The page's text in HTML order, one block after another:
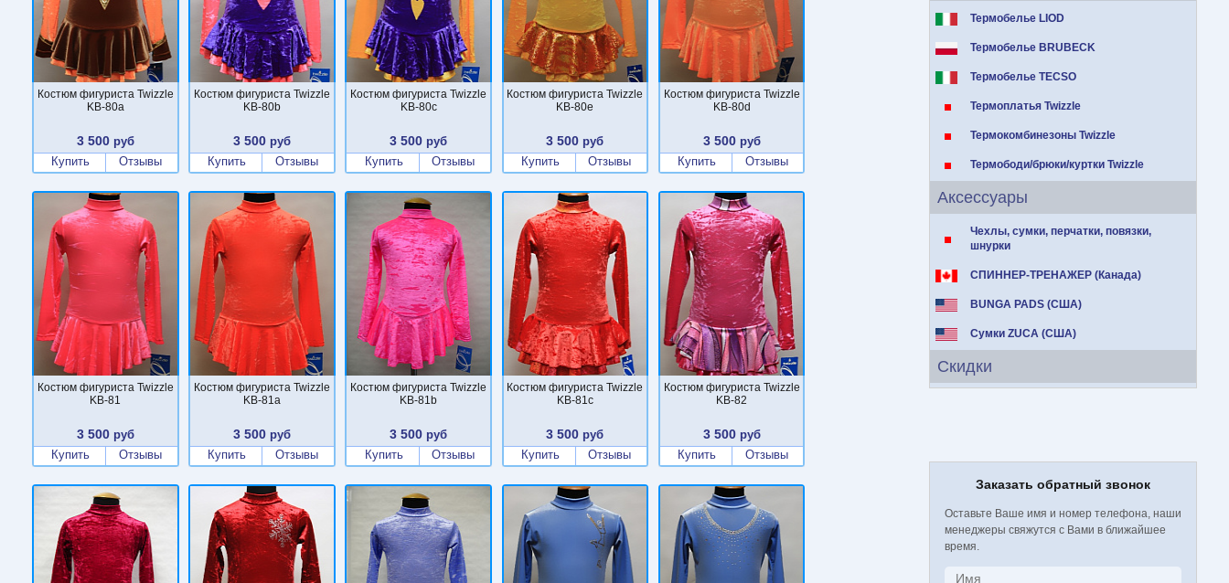
Термобелье LIOD
Термобелье BRUBECK
Термобелье TECSO
Термоплатья Twizzle
Термокомбинезоны Twizzle
Термободи/брюки/куртки Twizzle
Аксессуары
Чехлы, сумки, перчатки, повязки,
шнурки
СПИННЕР-ТРЕНАЖЕР (Канада)
BUNGA PADS (США)
Сумки ZUCA (США)
Скидки
Заказать обратный звонок
Оставьте Ваше имя и номер телефона, наши
менеджеры свяжутся с Вами в ближайшее
время.
Костюм фигуриста Twizzle
KB-80a
3 500руб
Купить
Отзывы
Костюм фигуриста Twizzle
KB-80b
3 500руб
Купить
Отзывы
Костюм фигуриста Twizzle
KB-80c
3 500 руб
Купить
Отзывы
Костюм фигуриста Twizzle
KB-80e
3 500 руб
Купить
Отзывы
Костюм фигуриста Twizzle
KB-80d
3 500руб
Купить
Отзывы
Костюм фигуриста Twizzle
KB-81
3 500руб
Купить
Отзывы
Костюм фигуриста Twizzle
KB-81a
3 500руб
Купить
Отзывы
Костюм фигуриста Twizzle
KB-81b
3 500 руб
Купить
Отзывы
Костюм фигуриста Twizzle
KB-81c
3 500 руб
Купить
Отзывы
Костюм фигуриста Twizzle
KB-82
3 500руб
Купить
Отзывы